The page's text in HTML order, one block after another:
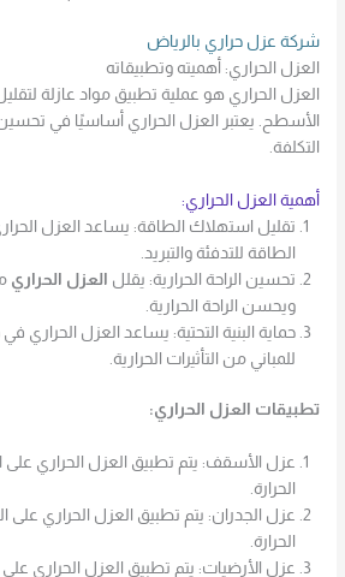
شركة عزل حراري بالرياض
العزل الحراري: أهميته وتطبيقاته
العزل الحراري هو عملية تطبيق مواد عازلة لتقليل
الأسطح. يعتبر العزل الحراري أساسيًا في
التكلفة.
أهمية العزل الحراري:
تقليل استهلاك الطاقة: يساعد العزل
الطاقة للتدفئة والتبريد.
تحسين الراحة الحرارية: يقلل العزل الحراري
ويحسن الراحة الحرارية.
حماية البنية التحتية: يساعد العزل الحراري في
للمباني من التأثيرات الحرارية.
تطبيقات العزل الحراري:
عزل الأسقف: يتم تطبيق العزل الحراري على
الحرارة.
عزل الجدران: يتم تطبيق العزل الحراري على
الحرارة.
عزل الأرضيات: يتم تطبيق العزل الحراري على